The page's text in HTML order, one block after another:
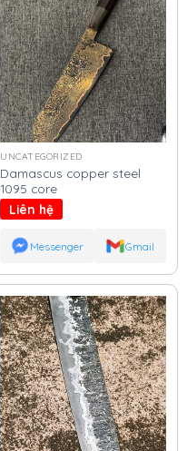
UNCATEGORIZED
Damascus copper steel
1095 core
Liên hệ
Messenger Gmail